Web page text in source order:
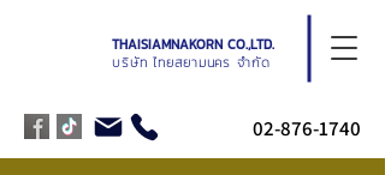
02-876-1740
THAISIAMNAKORN CO.,LTD.
บริษัท ไทยสยามนคร จำกัด